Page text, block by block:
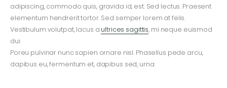
adipiscing, commodo quis, gravida id, est. Sed lectus. Praesent
elementum hendrerit tortor. Sed semper lorem at felis.
Vestibulum volutpat, lacus a ultrices sagittis, mi neque euismod
dui.
Poreu pulvinar nunc sapien ornare nisl. Phasellus pede arcu,
dapibus eu, fermentum et, dapibus sed, urna.